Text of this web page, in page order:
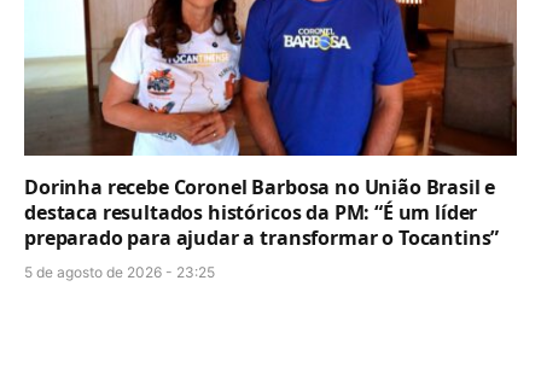
Dorinha recebe Coronel Barbosa no União Brasil e
destaca resultados históricos da PM: “É um líder
preparado para ajudar a transformar o Tocantins”
5 de agosto de 2026 - 23:25